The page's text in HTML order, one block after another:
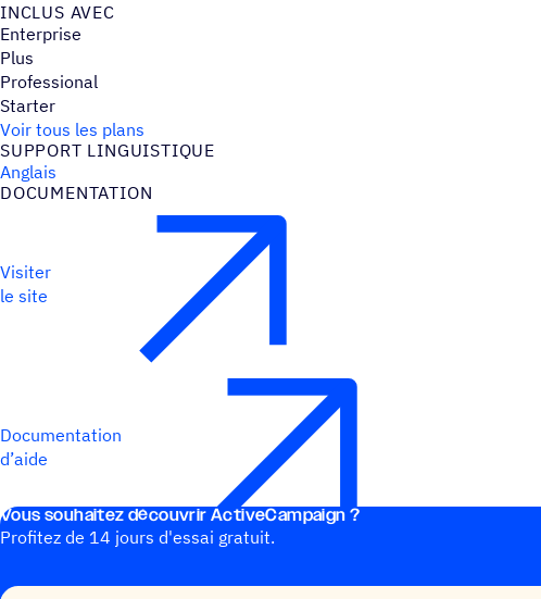
INCLUS AVEC
Enterprise
Plus
Professional
Starter
Voir tous les plans
SUPPORT LINGUIS­TIQUE
Anglais
DOCU­MEN­TA­TION
Visiter
le site
Documentation
d’aide
Vous souhai­tez découvrir ActiveCampaign ?
Profitez de 14 jours d'essai gratuit.